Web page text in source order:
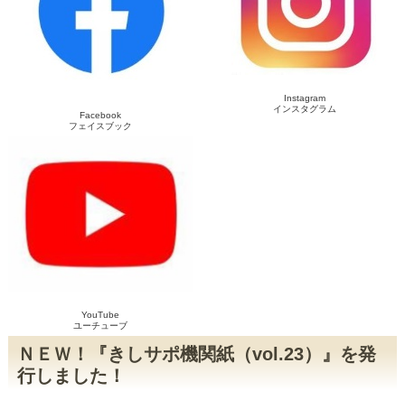
活動ステーション コラボラ
『個人ボランティア交流会』の動画
がアップされました☆彡
2025/1/4
【第６回きしサポアイデアコンテス
きしサポYouTube動画で『teamらい
と』のご紹介をしています
2024/7/2
2024/7/1
7月31日に「市民活動入門セミナ
ー」を開催します
2024/4/25
第33回 かしましフェスティバルに
サポセンも出展します♪
2024/3/6
クラウドファンディング型ふるさと
納税を活用して、市民活動団体を応
援します！
2024/2/24
ンテスト（ダイジェスト版）配信し
ました！
2024/1/27
Facebook
フェイスブック
Instagram
インスタグラム
YouTube
ユーチューブ
ＮＥＷ！『きしサポ機関紙（vol.23）』を発
行しました！